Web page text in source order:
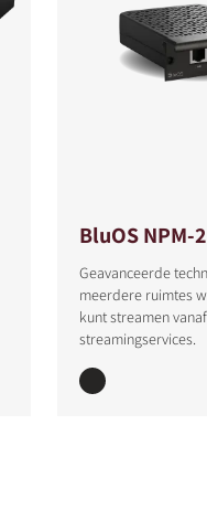
BluOS NPM-
Geavanceerde
meerdere ruimtes
kunt streamen
streamingservices.